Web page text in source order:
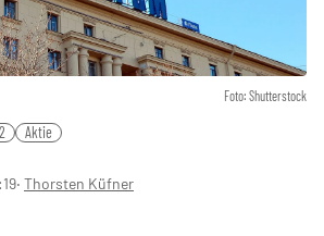
Foto: Shutterstock
Aktie
‧ Thorsten Küfner